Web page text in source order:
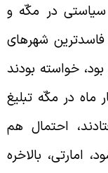
سیاستی در مکّه و
شهرهای
خواسته بودند
در مکّه تبلیغ
احتمال هم
بالاخره